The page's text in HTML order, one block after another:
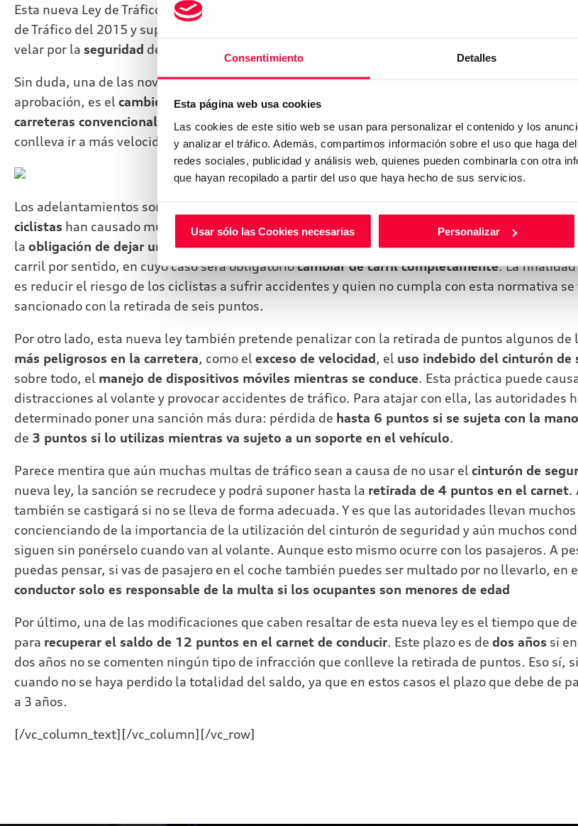
Consentimiento Detalles
Esta página web usa cookies
Las cookies de este sitio web se usan para personalizar el contenido y los
y analizar el tráfico. Además, compartimos información sobre el uso que haga
redes sociales, publicidad y análisis web, quienes pueden combinarla con otra
que hayan recopilado a partir del uso que haya hecho de sus servicios.
Usar sólo las Cookies necesarias Personalizar
Esta nueva Ley de Tráfico, que fue aprobada el pasado mes de diciembre, llega para modificar
de Tráfico del 2015 y supone un cambio relevante en cuanto a sanciones y pérdidas de puntos,
velar por la seguridad de todos en la carretera.
Sin duda, una de las novedades de la ley que más controversia han generado, incluso antes de
aprobación, es el cambio en la normativa que permitía adelantar a más de 20 km/h del
carreteras convencionales
. Con la nueva ley, esta maniobra no se podrá realizar si el
conlleva ir a más velocidad de la permitida en el tramo.
Los adelantamientos son una maniobra arriesgada y, en los últimos años, los
ciclistas han causado muchas víctimas en carretera. Por esa razón, en esta nueva ley se ha
la obligación de dejar una separación mínima de 1,5 metros, salvo que la calzada disponga
carril por sentido, en cuyo caso será obligatoriocambiar de carril completamente. La
es reducir el riesgo de los ciclistas a sufrir accidentes y quien no cumpla con esta normativa se
sancionado con la retirada de seis puntos.
Por otro lado, esta nueva ley también pretende penalizar con la retirada de puntos algunos de
más peligrosos en la carretera, como el exceso de velocidad, el uso indebido del cinturón de
sobre todo, el manejo de dispositivos móviles mientras se conduce. Esta práctica puede
distracciones al volante y provocar accidentes de tráfico. Para atajar con ella, las autoridades
determinado poner una sanción más dura: pérdida de hasta 6 puntos si se sujeta con la
de 3 puntos si lo utilizas mientras va sujeto a un soporte en el vehículo.
Parece mentira que aún muchas multas de tráfico sean a causa de no usar el cinturón de
nueva ley, la sanción se recrudece y podrá suponer hasta la retirada de 4 puntos en el carnet.
también se castigará si no se lleva de forma adecuada. Y es que las autoridades llevan muchos
concienciando de la importancia de la utilización del cinturón de seguridad y aún muchos
siguen sin ponérselo cuando van al volante. Aunque esto mismo ocurre con los pasajeros. A
puedas pensar, si vas de pasajero en el coche también puedes ser multado por no llevarlo, en
conductor solo es responsable de la multa si los ocupantes son menores de edad
Por último, una de las modificaciones que caben resaltar de esta nueva ley es el tiempo que
para recuperar el saldo de 12 puntos en el carnet de conducir. Este plazo es de dos años si
dos años no se comenten ningún tipo de infracción que conlleve la retirada de puntos. Eso sí,
cuando no se haya perdido la totalidad del saldo, ya que en estos casos el plazo que debe de
a 3 años.
[/vc_column_text][/vc_column][/vc_row]